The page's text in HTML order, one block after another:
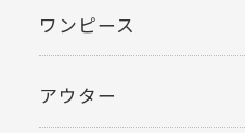
ワンピース
アウター